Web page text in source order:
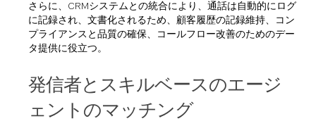
さらに、CRMシステムとの統合により、通話は自動的にログ
に記録され、文書化されるため、顧客履歴の記録維持、コン
プライアンスと品質の確保、コールフロー改善のためのデー
タ提供に役立つ。
発信者とスキルベースのエージ
ェントのマッチング